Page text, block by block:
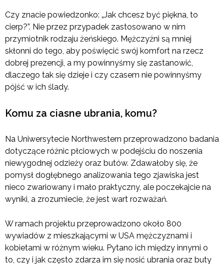
Czy znacie powiedzonko: „Jak chcesz być piękna, to
cierp?”. Nie przez przypadek zastosowano w nim
przymiotnik rodzaju żeńskiego. Mężczyźni są mniej
skłonni do tego, aby poświęcić swój komfort na rzecz
dobrej prezencji, a my powinnyśmy się zastanowić,
dlaczego tak się dzieje i czy czasem nie powinnyśmy
pójść w ich ślady.
Komu za ciasne ubrania, komu?
Na Uniwersytecie Northwestern przeprowadzono badania
dotyczące różnic płciowych w podejściu do noszenia
niewygodnej odzieży oraz butów. Zdawałoby się, że
pomysł dogłębnego analizowania tego zjawiska jest
nieco zwariowany i mało praktyczny, ale poczekajcie na
wyniki, a zrozumiecie, że jest wart rozważań.
W ramach projektu przeprowadzono około 800
wywiadów z mieszkającymi w USA mężczyznami i
kobietami w różnym wieku. Pytano ich między innymi o
to, czy i jak często zdarza im się nosić ubrania oraz buty